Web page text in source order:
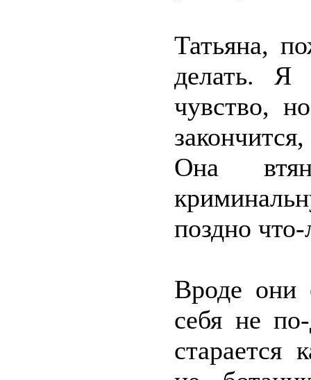
Татьяна,
делать. Я
чувство,
Она
поздно
Вроде они
себя не
старается